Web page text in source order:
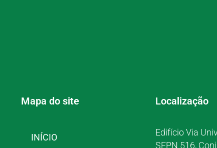
Mapa do site
INÍCIO
Localização
Edifício Via
SEPN 516,